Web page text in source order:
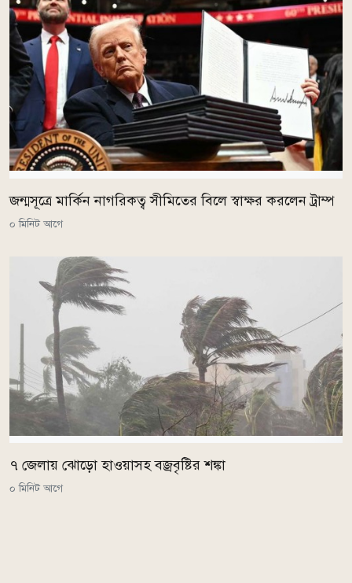
জন্মসূত্রে মার্কিন নাগরিকত্ব সীমিতের বিলে স্বাক্ষর করলেন ট্রাম্প
০ মিনিট আগে
৭ জেলায় ঝোড়ো হাওয়াসহ বজ্রবৃষ্টির শঙ্কা
০ মিনিট আগে